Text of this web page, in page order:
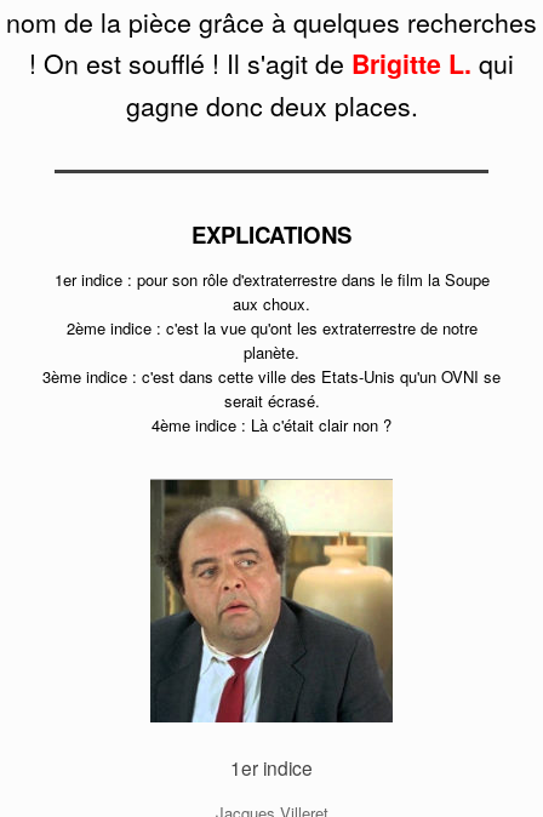
nom de la pièce grâce à quelques recherches
! On est soufflé ! Il s'agit de Brigitte L. qui
gagne donc deux places.
EXPLICATIONS
1er indice : pour son rôle d'extraterrestre dans le film la Soupe
aux choux.
2ème indice : c'est la vue qu'ont les extraterrestre de notre
planète.
3ème indice : c'est dans cette ville des Etats-Unis qu'un OVNI se
serait écrasé.
4ème indice : Là c'était clair non ?
1er indice